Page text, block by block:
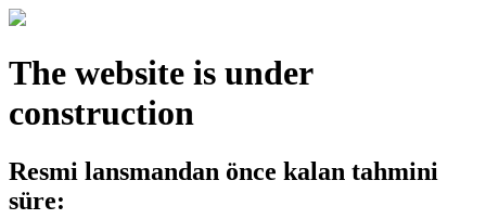
The website is under
construction
Resmi lansmandan önce kalan tahmini
süre: